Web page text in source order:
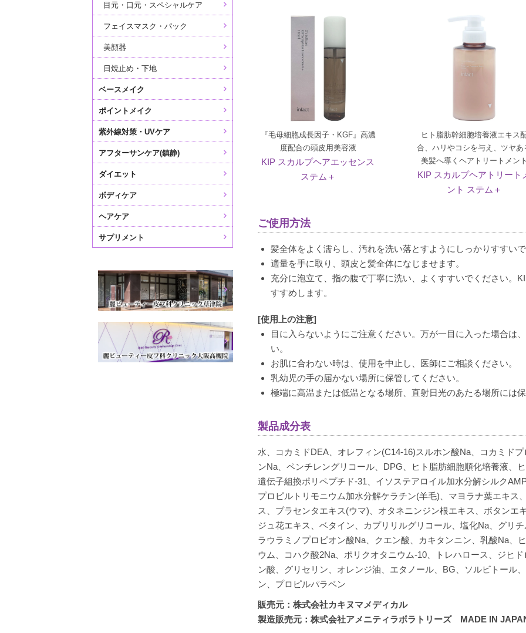
『毛母細胞成長因子・KGF』高濃
度配合の頭皮用美容液
KIP スカルプヘアエッセンス
ステム＋
ヒト脂肪幹細胞培養液エキス
合、ハリやコシを与え、ツヤあ
美髪へ導くヘアトリートメント
KIP スカルプヘアトリート
ント ステム＋
ご使用方法
髪全体をよく濡らし、汚れを洗い落とすようにしっかりすすいで
適量を手に取り、頭皮と髪全体になじませます。
充分に泡立て、指の腹で丁寧に洗い、よくすすいでください。
すすめします。
[使用上の注意]
目に入らないようにご注意ください。万が一目に入った場合は
い。
お肌に合わない時は、使用を中止し、医師にご相談ください。
乳幼児の手の届かない場所に保管してください。
極端に高温または低温となる場所、直射日光のあたる場所には
製品成分表
水、コカミドDEA、オレフィン(C14-16)スルホン酸Na、コカミド
ンNa、ペンチレングリコール、DPG、ヒト脂肪細胞順化培養液、
遺伝子組換ポリペプチド-31、イソステアロイル加水分解シルク
プロピルトリモニウム加水分解ケラチン(羊毛)、マヨラナ葉エキス
ス、プラセンタエキス(ウマ)、オタネニンジン根エキス、ボタンエ
ジュ花エキス、ベタイン、カプリリルグリコール、塩化Na、グリ
ラウラミノプロピオン酸Na、クエン酸、カキタンニン、乳酸Na、
ウム、コハク酸2Na、ポリクオタニウム-10、トレハロース、ジヒ
ン酸、グリセリン、オレンジ油、エタノール、BG、ソルビトール
ン、プロピルパラベン
販売元：株式会社カキヌマメディカル
製造販売元：株式会社アメニティラボラトリーズ MADE IN
目元・口元・スペシャルケア
フェイスマスク・パック
美顔器
日焼止め・下地
ベースメイク
ポイントメイク
紫外線対策・UVケア
アフターサンケア(鎮静)
ダイエット
ボディケア
ヘアケア
サプリメント